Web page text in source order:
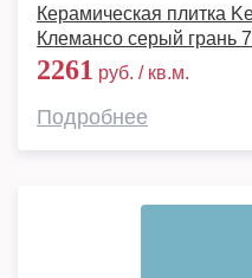
Керамическая плитка
Клемансо серый грань
2261 руб. / кв.м.
Подробнее